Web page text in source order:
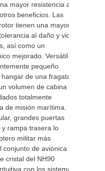
mayor resistencia al
beneficios. Las
tienen una mayor
al daño y vida
así como un
mejorado. Versátil y
pequeño
de una fragata
volumen de cabina
totalmente
de misión marítima.
grandes puertas
rampa trasera lo
militar más
conjunto de aviónica
cristal del NH90
con los sistemas